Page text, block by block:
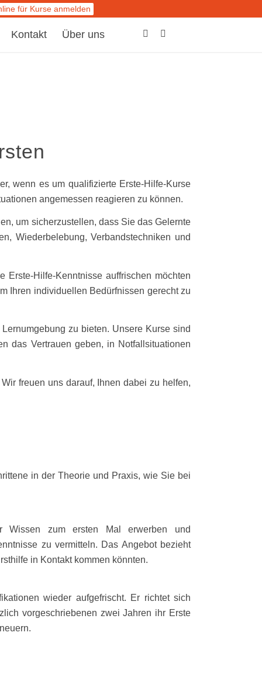
für Kurse anmelden
Kontakt Über uns
wenn es um qualifizierte Erste-Hilfe-Kurse
angemessen reagieren zu können.
um sicherzustellen, dass Sie das Gelernte
Wiederbelebung, Verbandstechniken und
Hilfe-Kenntnisse auffrischen möchten
Ihren individuellen Bedürfnissen gerecht zu
zu bieten. Unsere Kurse sind
das Vertrauen geben, in Notfallsituationen
freuen uns darauf, Ihnen dabei zu helfen,
in der Theorie und Praxis, wie Sie bei
zum ersten Mal erwerben und
zu vermitteln. Das Angebot bezieht
in Kontakt kommen könnten.
wieder aufgefrischt. Er richtet sich
vorgeschriebenen zwei Jahren ihr Erste